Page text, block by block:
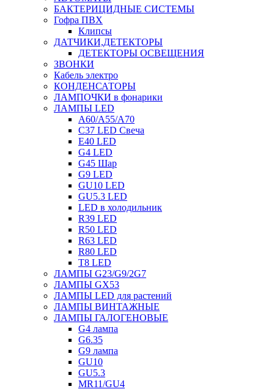
БАКТЕРИЦИДНЫЕ СИСТЕМЫ
Гофра ПВХ
Клипсы
ДАТЧИКИ,ДЕТЕКТОРЫ
ДЕТЕКТОРЫ ОСВЕЩЕНИЯ
ЗВОНКИ
Кабель электро
КОНДЕНСАТОРЫ
ЛАМПОЧКИ в фонарики
ЛАМПЫ LED
A60/A55/A70
C37 LED Свеча
E40 LED
G4 LED
G45 Шар
G9 LED
GU10 LED
GU5.3 LED
LED в холодильник
R39 LED
R50 LED
R63 LED
R80 LED
T8 LED
ЛАМПЫ G23/G9/2G7
ЛАМПЫ GX53
ЛАМПЫ LED для растений
ЛАМПЫ ВИНТАЖНЫЕ
ЛАМПЫ ГАЛОГЕНОВЫЕ
G4 лампа
G6.35
G9 лампа
GU10
GU5.3
MR11/GU4